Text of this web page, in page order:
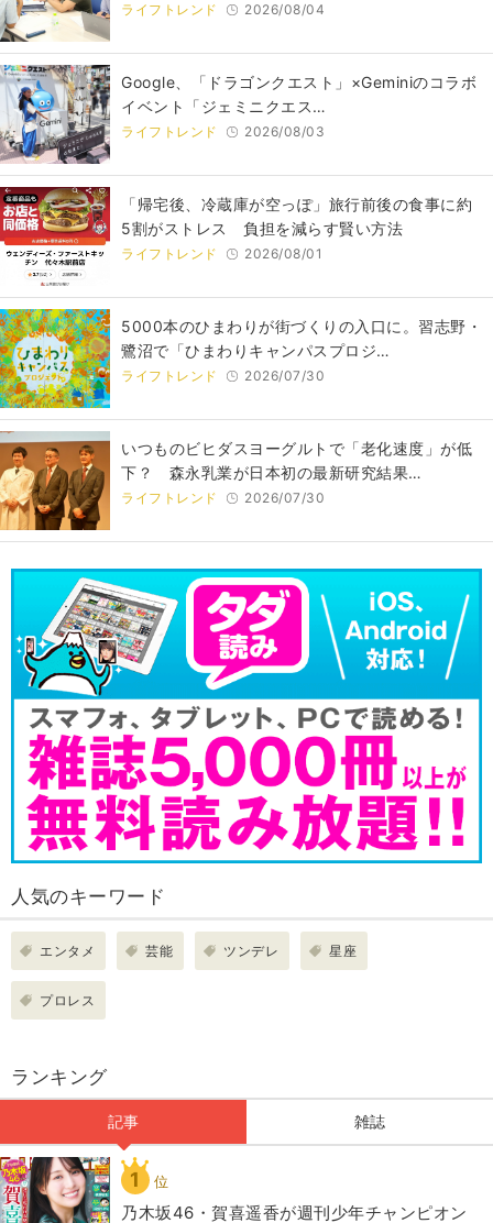
ライフトレンド 2026/08/04
Google、「ドラゴンクエスト」×Geminiのコラボ
イベント「ジェミニクエス…
ライフトレンド 2026/08/03
「帰宅後、冷蔵庫が空っぽ」旅行前後の食事に約
5割がストレス 負担を減らす賢い方法
ライフトレンド 2026/08/01
5000本のひまわりが街づくりの入口に。習志野・
鷺沼で「ひまわりキャンパスプロジ…
ライフトレンド 2026/07/30
いつものビヒダスヨーグルトで「老化速度」が低
下？ 森永乳業が日本初の最新研究結果…
ライフトレンド 2026/07/30
人気のキーワード
エンタメ 芸能 ツンデレ 星座
プロレス
ランキング
記事 雑誌
1 位
乃木坂46・賀喜遥香が週刊少年チャンピオン